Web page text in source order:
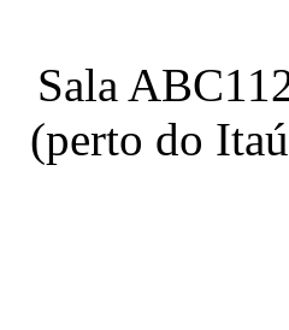
Sala
(perto do